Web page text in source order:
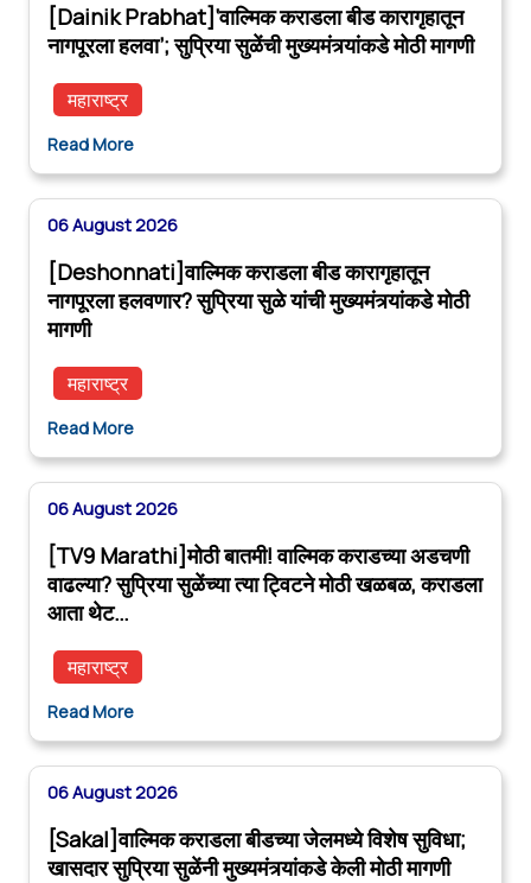
[Dainik Prabhat]‘वाल्मिक कराडला बीड कारागृहातून
नागपूरला हलवा’; सुप्रिया सुळेंची मुख्यमंत्र्यांकडे मोठी मागणी
महाराष्ट्र
Read More
06 August 2026
[Deshonnati]वाल्मिक कराडला बीड कारागृहातून
नागपूरला हलवणार? सुप्रिया सुळे यांची मुख्यमंत्र्यांकडे मोठी
मागणी
महाराष्ट्र
Read More
06 August 2026
[TV9 Marathi]मोठी बातमी! वाल्मिक कराडच्या अडचणी
वाढल्या? सुप्रिया सुळेंच्या त्या ट्विटने मोठी खळबळ, कराडला
आता थेट…
महाराष्ट्र
Read More
06 August 2026
[Sakal]वाल्मिक कराडला बीडच्या जेलमध्ये विशेष सुविधा;
खासदार सुप्रिया सुळेंनी मुख्यमंत्र्यांकडे केली मोठी मागणी